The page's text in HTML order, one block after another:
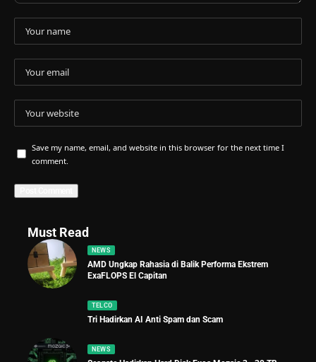
Save my name, email, and website in this browser for the next time I
comment.
Must Read
NEWS
AMD Ungkap Rahasia di Balik Performa Ekstrem
ExaFLOPS El Capitan
TELCO
Tri Hadirkan AI Anti Spam dan Scam
NEWS